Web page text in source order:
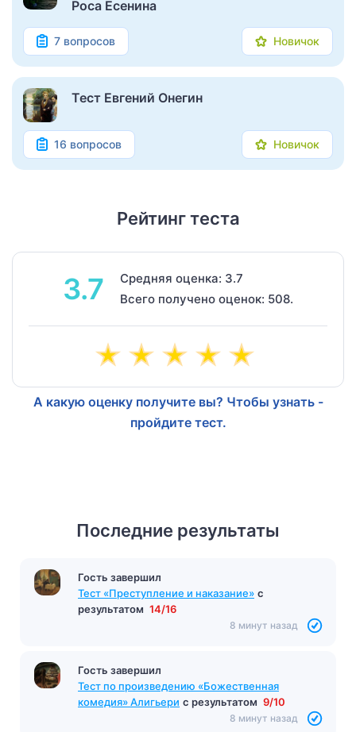
Роса Есенина
7 вопросов Новичок
Тест Евгений Онегин
16 вопросов Новичок
Рейтинг теста
3.7
Средняя оценка: 3.7
Всего получено оценок: 508.
А какую оценку получите вы? Чтобы узнать -
пройдите тест.
Последние результаты
Гость завершил
Тест «Преступление и наказание» с
результатом 14/16
8 минут назад
Гость завершил
Тест по произведению «Божественная
комедия» Алигьери с результатом 9/10
8 минут назад